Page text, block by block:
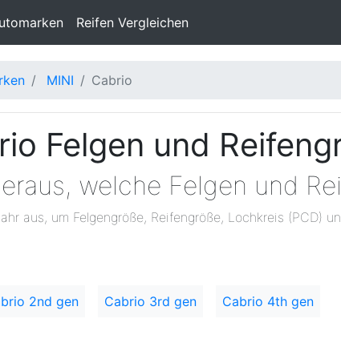
Reifen Vergleichen
MINI Cabrio
Felgen und
welche Felgen und
aus, um Felgengröße, Reifengröße, Lochkreis (PCD)
2nd gen Cabrio 3rd gen Cabrio 4th gen